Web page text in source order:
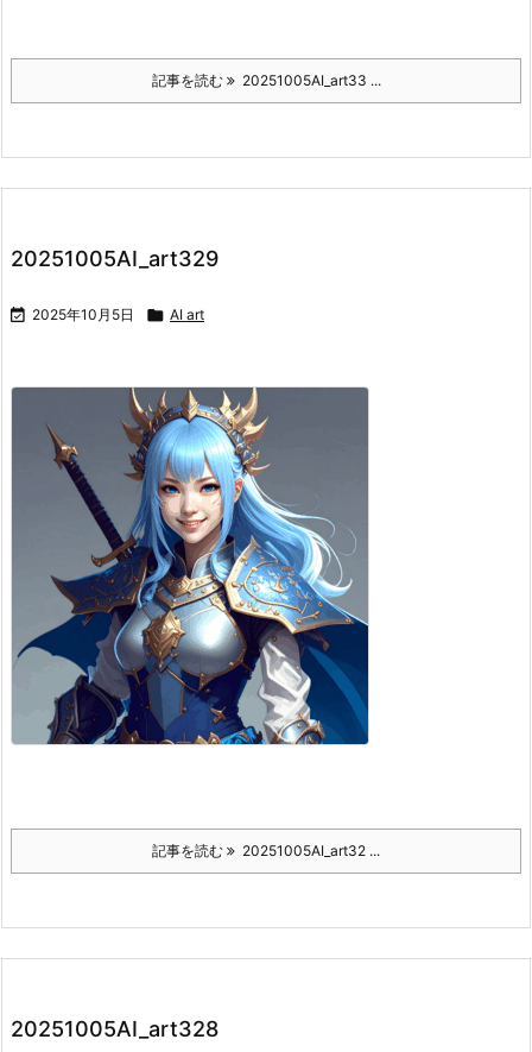
記事を読む 20251005AI_art33 ...
20251005AI_art329
 2025年10月5日  AI art
記事を読む 20251005AI_art32 ...
20251005AI_art328